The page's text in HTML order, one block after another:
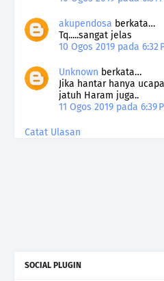
akupendosa berkata…
Tq.....sangat jelas
10 Ogos 2019 pada 6:32
Unknown berkata…
Jika hantar hanya
jatuh Haram juga..
11 Ogos 2019 pada 6:39
Catat Ulasan
SOCIAL PLUGIN